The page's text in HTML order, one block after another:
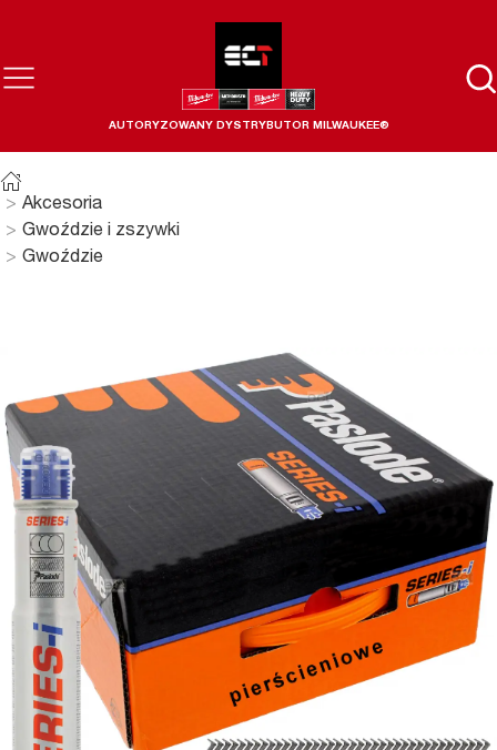
AUTORYZOWANY DYSTRYBUTOR MILWAUKEE®
Akcesoria
Gwoździe i zszywki
Gwoździe